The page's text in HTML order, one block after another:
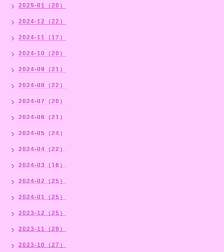
2025-01（20）
2024-12（22）
2024-11（17）
2024-10（20）
2024-09（21）
2024-08（22）
2024-07（20）
2024-06（21）
2024-05（24）
2024-04（22）
2024-03（16）
2024-02（25）
2024-01（25）
2023-12（25）
2023-11（29）
2023-10（27）